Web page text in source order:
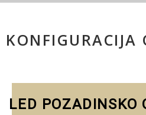
KONFIGURACIJA
LED POZADINSKO